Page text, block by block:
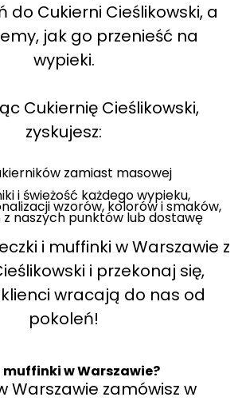
do Cukierni Cieślikowski, a
jak go przenieść na
wypieki.
Cukiernię Cieślikowski,
zyskujesz:
zamiast masowej
i świeżość każdego wypieku,
wzorów, kolorów i smaków,
naszych punktów lub dostawę
i muffinki w Warszawie z
i przekonaj się,
wracają do nas od
pokoleń!
w Warszawie?
Warszawie zamówisz w